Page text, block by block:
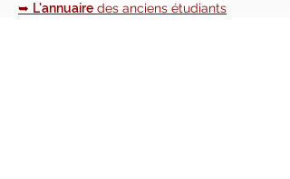
➥ L'annuaire des anciens étudiants